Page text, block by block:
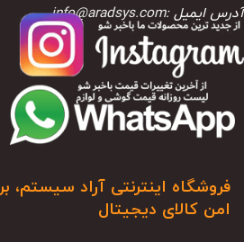
آدرس ایمیل :info@aradsys.com
فروشگاه اینترنتی آراد سیستم،
امن کالای دیجیتال